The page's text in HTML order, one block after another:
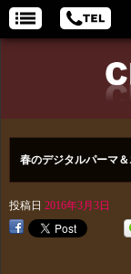
春のデジタルパーマ
投稿日 2016年3月3日